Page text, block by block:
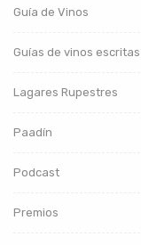
Guía de Vinos
Guías de vinos escritas
Lagares Rupestres
Paadín
Podcast
Premios